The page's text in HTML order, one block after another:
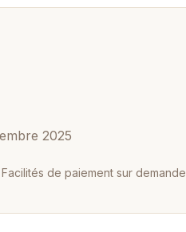
2025
Facilités de paiement sur demande